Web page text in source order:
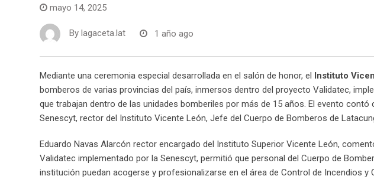
mayo 14, 2025
By lagaceta.lat 1 año ago
Mediante una ceremonia especial desarrollada en el salón de honor, el Instituto
bomberos de varias provincias del país, inmersos dentro del proyecto Validatec,
que trabajan dentro de las unidades bomberiles por más de 15 años. El evento
Senescyt, rector del Instituto Vicente León, Jefe del Cuerpo de Bomberos de
Eduardo Navas Alarcón rector encargado del Instituto Superior Vicente León,
Validatec implementado por la Senescyt, permitió que personal del Cuerpo de
institución puedan acogerse y profesionalizarse en el área de Control de Incendios y